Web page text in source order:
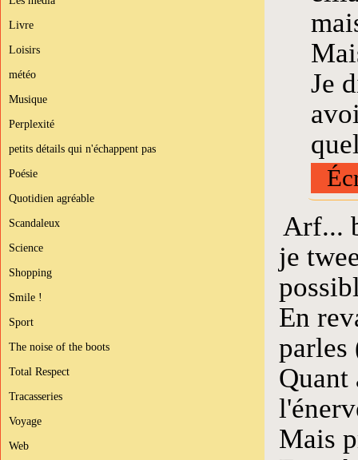
Livre
Loisirs
météo
Musique
Perplexité
petits détails qui n'échappent pas
Poésie
Quotidien agréable
Scandaleux
Science
Shopping
Smile !
Sport
The noise of the boots
Total Respect
Tracasseries
Voyage
Web
Je
Arf...
je
En
parles
Quant
Mais